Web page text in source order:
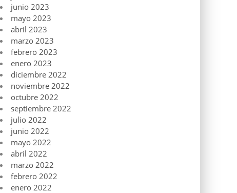
junio 2023
mayo 2023
abril 2023
marzo 2023
febrero 2023
enero 2023
diciembre 2022
noviembre 2022
octubre 2022
septiembre 2022
julio 2022
junio 2022
mayo 2022
abril 2022
marzo 2022
febrero 2022
enero 2022